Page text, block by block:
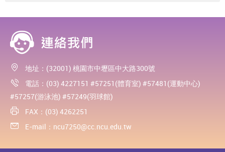
地址：(32001) 桃園市中壢區中大路300號
電話：(03) 4227151 #57251(體育室) #57481(運動中心)
#57257(游泳池) #57249(羽球館)
FAX：(03) 4262251
E-mail： ncu7250@cc.ncu.edu.tw